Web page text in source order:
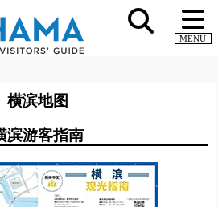
MENU
横滨地图
滨游客指南